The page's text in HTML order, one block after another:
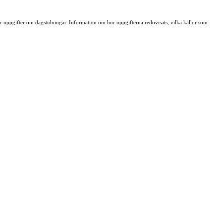
uppgifter om dagstidningar. Information om hur uppgifterna redovisats, vilka källor som